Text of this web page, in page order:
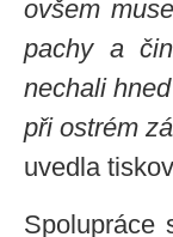
ovšem
pachy a
nechali
při ostrém
uvedla
Spolupráce